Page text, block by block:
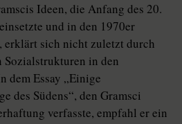
Ideen, die Anfang des 20.
und in den 1970er
erklärt sich nicht zuletzt durch
in den
dem Essay „Einige
des Südens“, den Gramsci
verfasste, empfahl er ein